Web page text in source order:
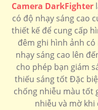
Camera DarkFighter
có độ nhạy sáng cao
thiết kế để cung cấp
đêm ghi hình ảnh có
nhạy sáng cao lên
cho phép bạn giám
thiếu sáng tốt Đặc
chống nhiễu màu tốt
nhiễu và mờ khi